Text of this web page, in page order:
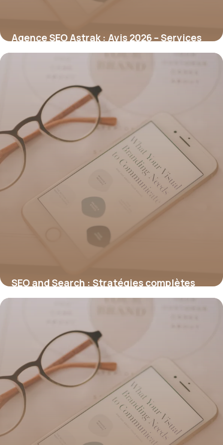
Agence SEO Astrak : Avis 2026 – Services
Référencement
SEO and Search : Stratégies complètes
2026